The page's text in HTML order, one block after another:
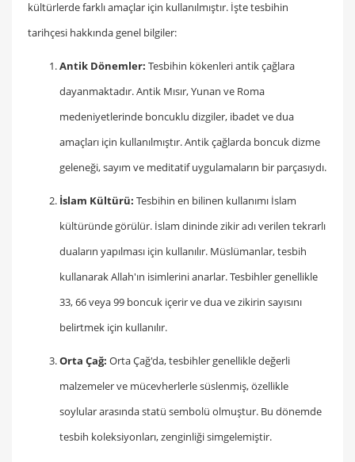
kültürlerde farklı amaçlar için kullanılmıştır. İşte tesbihin
tarihçesi hakkında genel bilgiler:
Antik Dönemler: Tesbihin kökenleri antik çağlara
dayanmaktadır. Antik Mısır, Yunan ve Roma
medeniyetlerinde boncuklu dizgiler, ibadet ve dua
amaçları için kullanılmıştır. Antik çağlarda boncuk dizme
geleneği, sayım ve meditatif uygulamaların bir parçasıydı.
İslam Kültürü: Tesbihin en bilinen kullanımı İslam
kültüründe görülür. İslam dininde zikir adı verilen tekrarlı
duaların yapılması için kullanılır. Müslümanlar, tesbih
kullanarak Allah'ın isimlerini anarlar. Tesbihler genellikle
33, 66 veya 99 boncuk içerir ve dua ve zikirin sayısını
belirtmek için kullanılır.
Orta Çağ: Orta Çağ'da, tesbihler genellikle değerli
malzemeler ve mücevherlerle süslenmiş, özellikle
soylular arasında statü sembolü olmuştur. Bu dönemde
tesbih koleksiyonları, zenginliği simgelemiştir.